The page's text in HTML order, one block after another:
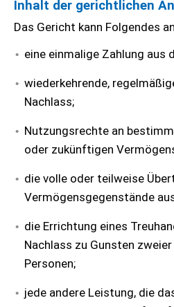
Inhalt der gerichtlichen
Das Gericht kann Folgendes
eine einmalige Zahlung aus
wiederkehrende,
Nachlass;
Nutzungsrechte an
oder zukünftigen
die volle oder teilweise
Vermögensgegenstände
die Errichtung eines
Nachlass zu Gunsten
Personen;
jede andere Leistung, die